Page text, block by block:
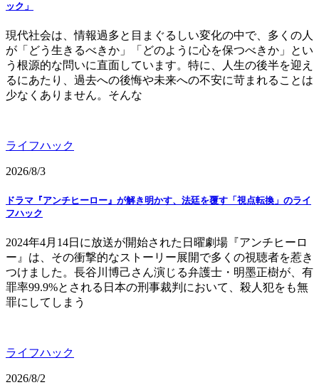
ック」
現代社会は、情報過多と目まぐるしい変化の中で、多くの人
が「どう生きるべきか」「どのように心を保つべきか」とい
う根源的な問いに直面しています。特に、人生の後半を迎え
るにあたり、過去への後悔や未来への不安に苛まれることは
少なくありません。そんな
ライフハック
2026/8/3
ドラマ『アンチヒーロー』が解き明かす、法廷を覆す「視点転換」のライ
フハック
2024年4月14日に放送が開始された日曜劇場『アンチヒーロ
ー』は、その衝撃的なストーリー展開で多くの視聴者を惹き
つけました。長谷川博己さん演じる弁護士・明墨正樹が、有
罪率99.9%とされる日本の刑事裁判において、殺人犯をも無
罪にしてしまう
ライフハック
2026/8/2